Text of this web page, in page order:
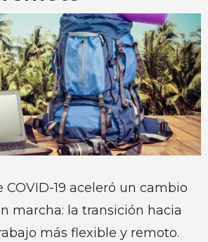
19 aceleró un cambio
marcha: la transición hacia
más flexible y remoto.